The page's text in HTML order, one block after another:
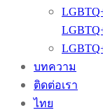
บทความ
ติดต่อเรา
ไทย